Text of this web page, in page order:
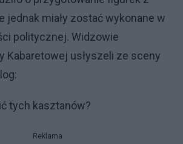
jednak miały zostać wykonane w
politycznej. Widzowie
Kabaretowej usłyszeli ze sceny
tych kasztanów?
Reklama